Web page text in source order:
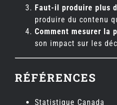
Faut-il produire plus
produire du contenu
Comment mesurer la
son impact sur les
RÉFÉRENCES
Statistique Canada